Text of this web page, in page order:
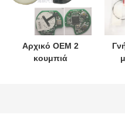
Αρχικό OEM 2
κουμπιά